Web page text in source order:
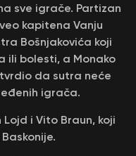
sve igrače. Partizan
kapitena Vanju
Bošnjakovića koji
ili bolesti, a Monako
da sutra neće
igrača.
i Vito Braun, koji